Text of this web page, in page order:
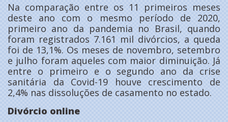
Na comparação entre os 11 primeiros meses
deste ano com o mesmo período de 2020,
primeiro ano da pandemia no Brasil, quando
foram registrados 7.161 mil divórcios, a queda
foi de 13,1%. Os meses de novembro, setembro
e julho foram aqueles com maior diminuição. Já
entre o primeiro e o segundo ano da crise
sanitária da Covid-19 houve crescimento de
2,4% nas dissoluções de casamento no estado.
Divórcio online